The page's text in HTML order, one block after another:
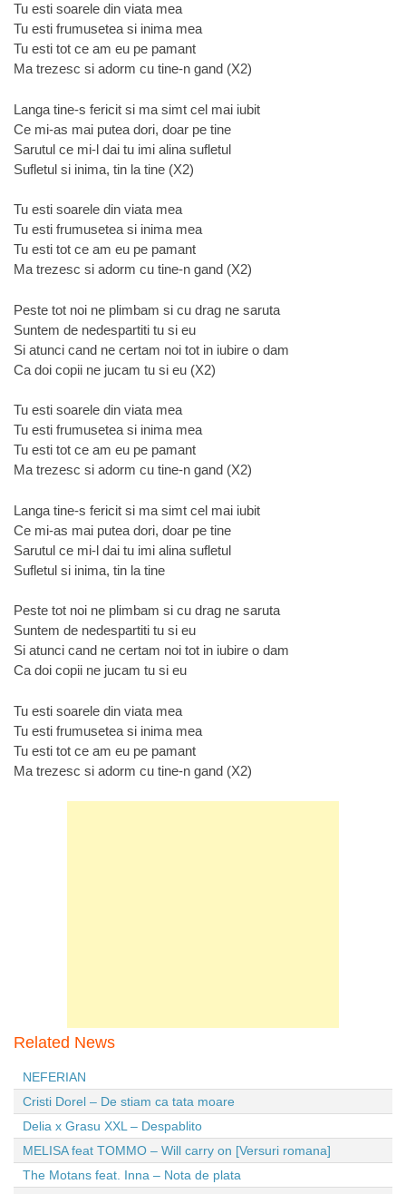
Tu esti soarele din viata mea
Tu esti frumusetea si inima mea
Tu esti tot ce am eu pe pamant
Ma trezesc si adorm cu tine-n gand (X2)
Langa tine-s fericit si ma simt cel mai iubit
Ce mi-as mai putea dori, doar pe tine
Sarutul ce mi-l dai tu imi alina sufletul
Sufletul si inima, tin la tine (X2)
Tu esti soarele din viata mea
Tu esti frumusetea si inima mea
Tu esti tot ce am eu pe pamant
Ma trezesc si adorm cu tine-n gand (X2)
Peste tot noi ne plimbam si cu drag ne saruta
Suntem de nedespartiti tu si eu
Si atunci cand ne certam noi tot in iubire o dam
Ca doi copii ne jucam tu si eu (X2)
Tu esti soarele din viata mea
Tu esti frumusetea si inima mea
Tu esti tot ce am eu pe pamant
Ma trezesc si adorm cu tine-n gand (X2)
Langa tine-s fericit si ma simt cel mai iubit
Ce mi-as mai putea dori, doar pe tine
Sarutul ce mi-l dai tu imi alina sufletul
Sufletul si inima, tin la tine
Peste tot noi ne plimbam si cu drag ne saruta
Suntem de nedespartiti tu si eu
Si atunci cand ne certam noi tot in iubire o dam
Ca doi copii ne jucam tu si eu
Tu esti soarele din viata mea
Tu esti frumusetea si inima mea
Tu esti tot ce am eu pe pamant
Ma trezesc si adorm cu tine-n gand (X2)
Related News
NEFERIAN
Cristi Dorel – De stiam ca tata moare
Delia x Grasu XXL – Despablito
MELISA feat TOMMO – Will carry on [Versuri romana]
The Motans feat. Inna – Nota de plata